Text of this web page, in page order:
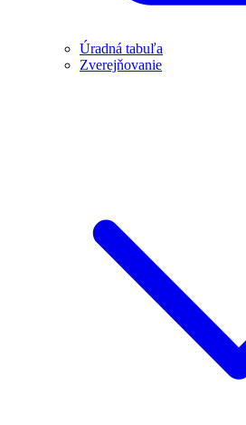
Úradná tabuľa
Zverejňovanie